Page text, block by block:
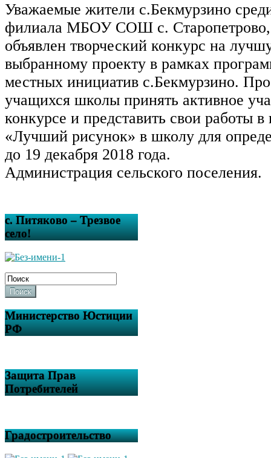
Уважаемые жители с.Бекмурзино
филиала МБОУ СОШ с. Старопетрово,
объявлен творческий конкурс на
выбранному проекту в рамках
местных инициатив с.Бекмурзино.
учащихся школы принять активное
конкурсе и представить свои работы
«Лучший рисунок» в школу для
до 19 декабря 2018 года.
Администрация сельского поселения.
с. Питяково – Трезвое
село!
Поиск
Министерство Юстиции
РФ
Защита Прав
Потребителей
Градостроительство